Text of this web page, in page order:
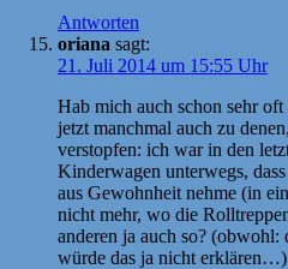
Antworten
oriana sagt:
21. Juli 2014 um 15:55 Uhr
Hab mich auch schon sehr
jetzt manchmal auch zu
verstopfen: ich war in den
Kinderwagen unterwegs,
aus Gewohnheit nehme (in
nicht mehr, wo die
anderen ja auch so? (obwohl:
würde das ja nicht erklären…)